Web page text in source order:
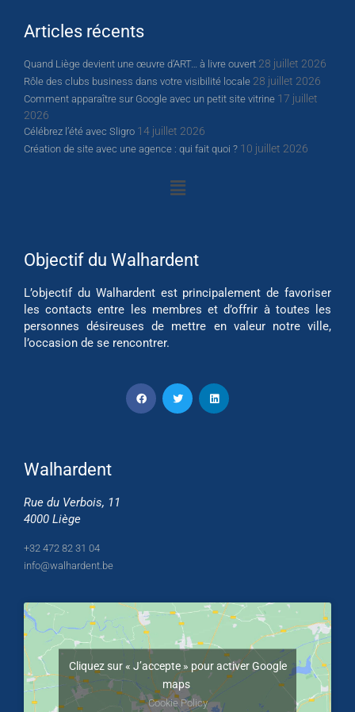
Articles récents
Quand Liège devient une œuvre d’ART… à livre ouvert 28 juillet 2026
Rôle des clubs business dans votre visibilité locale 28 juillet 2026
Comment apparaître sur Google avec un petit site vitrine 17 juillet
2026
Célébrez l’été avec Sligro 14 juillet 2026
Création de site avec une agence : qui fait quoi ? 10 juillet 2026
Objectif du Walhardent
L’objectif du Walhardent est principalement de favoriser
les contacts entre les membres et d’offrir à toutes les
personnes désireuses de mettre en valeur notre ville,
l’occasion de se rencontrer.
Walhardent
Rue du Verbois, 11
4000 Liège
+32 472 82 31 04
info@walhardent.be
Cliquez sur « J’accepte » pour activer Google
maps
Cookie Policy